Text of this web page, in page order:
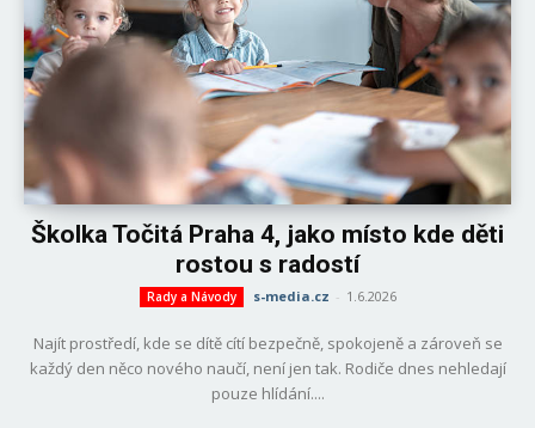
Školka Točitá Praha 4, jako místo kde děti
rostou s radostí
Rady a Návody s-media.cz - 1.6.2026
Najít prostředí, kde se dítě cítí bezpečně, spokojeně a zároveň se
každý den něco nového naučí, není jen tak. Rodiče dnes nehledají
pouze hlídání....